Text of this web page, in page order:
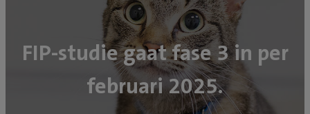
FIP-studie gaat fase 3 in per
februari 2025.